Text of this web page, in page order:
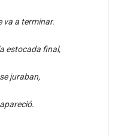
va a terminar.
estocada final,
juraban,